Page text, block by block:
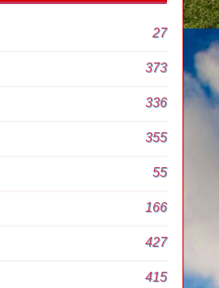
27
373
336
355
55
166
427
415